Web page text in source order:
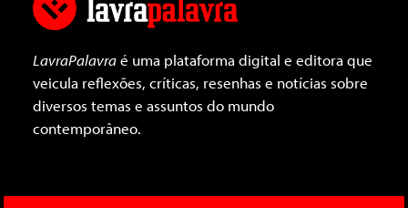
LavraPalavraé uma plataforma digital e editora que
veicula reflexões, críticas, resenhas e notícias sobre
diversos temas e assuntos do mundo
contemporâneo.